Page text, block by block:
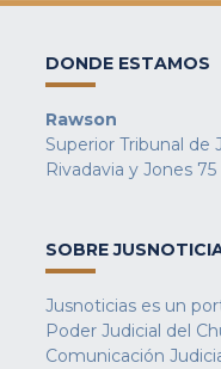
DONDE ESTAMOS
Rawson
Superior Tribunal de
Rivadavia y Jones 75
SOBRE
Jusnoticias es un
Poder Judicial del
Comunicación